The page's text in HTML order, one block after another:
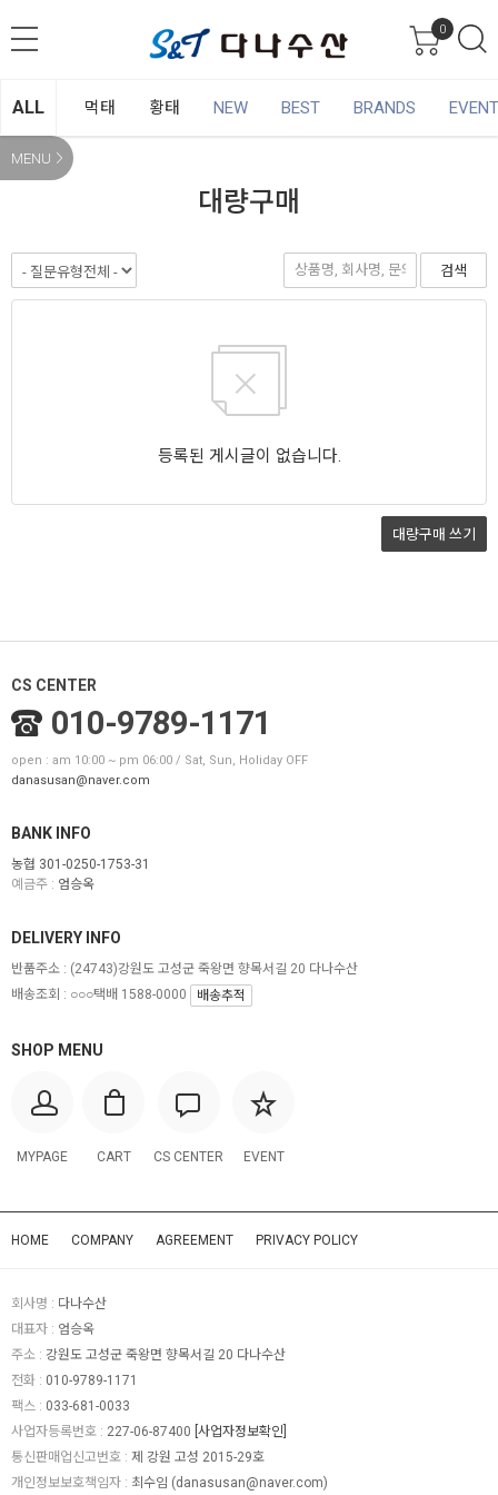
0
ALL 먹태 황태 NEW BEST BRANDS EVENT
MENU
대량구매
검색
등록된 게시글이 없습니다.
대량구매 쓰기
CS CENTER
010-9789-1171
open : am 10:00 ~ pm 06:00 / Sat, Sun, Holiday OFF
danasusan@naver.com
BANK INFO
농협 301-0250-1753-31
예금주 : 엄승옥
SHOP MENU
MYPAGE CART CS CENTER EVENT
DELIVERY INFO
반품주소 : (24743)강원도 고성군 죽왕면 향목서길 20 다나수산
배송조회 : ○○○택배 1588-0000
배송추적
HOME COMPANY AGREEMENT PRIVACY POLICY
회사명 : 다나수산
대표자 : 엄승옥
주소 : 강원도 고성군 죽왕면 향목서길 20 다나수산
전화 : 010-9789-1171
팩스 : 033-681-0033
사업자등록번호 : 227-06-87400 [사업자정보확인]
통신판매업신고번호 : 제 강원 고성 2015-29호
개인정보보호책임자 : 최수임 (danasusan@naver.com)